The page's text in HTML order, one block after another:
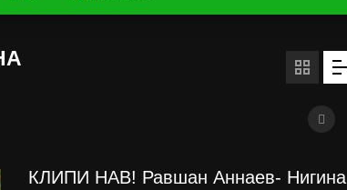
КЛИПИ НАВ! Равшан Аннаев- Нигина